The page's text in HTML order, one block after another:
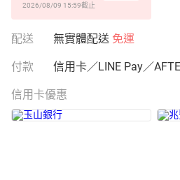
2026/08/09 15:59截止
配送 無實體配送 免運
付款 信用卡／LINE Pay／
信用卡優惠